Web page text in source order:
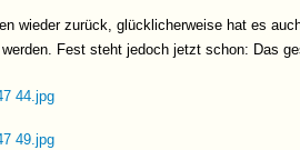
wieder zurück, glücklicherweise hat es
Fest steht jedoch jetzt schon: Das